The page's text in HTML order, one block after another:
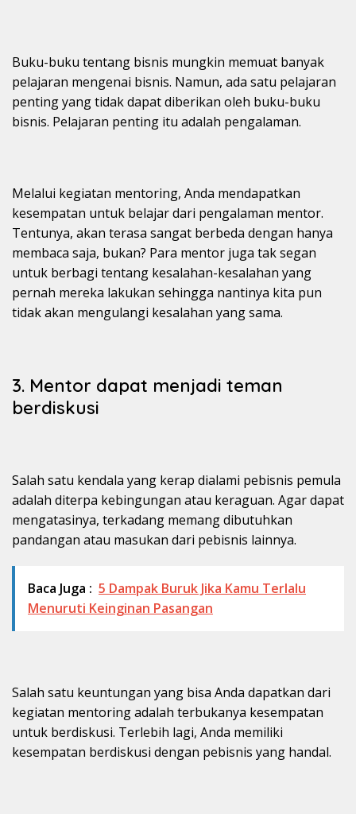
Buku-buku tentang bisnis mungkin memuat banyak
pelajaran mengenai bisnis. Namun, ada satu pelajaran
penting yang tidak dapat diberikan oleh buku-buku
bisnis. Pelajaran penting itu adalah pengalaman.
Melalui kegiatan mentoring, Anda mendapatkan
kesempatan untuk belajar dari pengalaman mentor.
Tentunya, akan terasa sangat berbeda dengan hanya
membaca saja, bukan? Para mentor juga tak segan
untuk berbagi tentang kesalahan-kesalahan yang
pernah mereka lakukan sehingga nantinya kita pun
tidak akan mengulangi kesalahan yang sama.
3. Mentor dapat menjadi teman
berdiskusi
Salah satu kendala yang kerap dialami pebisnis pemula
adalah diterpa kebingungan atau keraguan. Agar dapat
mengatasinya, terkadang memang dibutuhkan
pandangan atau masukan dari pebisnis lainnya.
Baca Juga : 5 Dampak Buruk Jika Kamu Terlalu
Menuruti Keinginan Pasangan
Salah satu keuntungan yang bisa Anda dapatkan dari
kegiatan mentoring adalah terbukanya kesempatan
untuk berdiskusi. Terlebih lagi, Anda memiliki
kesempatan berdiskusi dengan pebisnis yang handal.